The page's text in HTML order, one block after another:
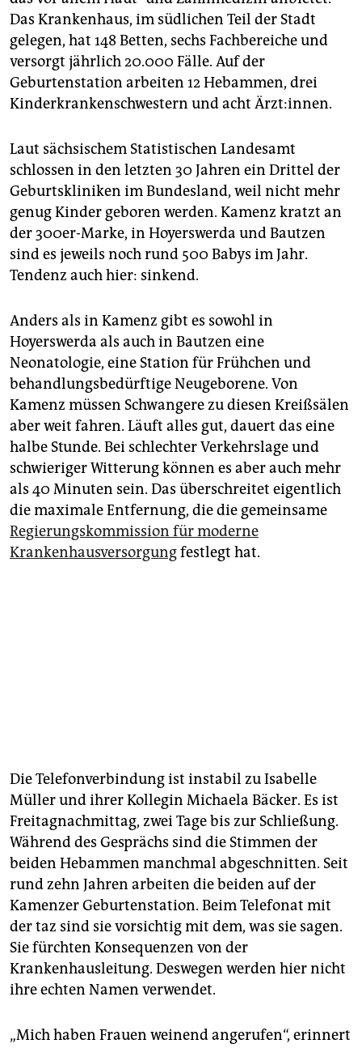
Das Krankenhaus, im südlichen Teil der Stadt
gelegen, hat 148 Betten, sechs Fachbereiche und
versorgt jährlich 20.000 Fälle. Auf der
Geburtenstation arbeiten 12 Hebammen, drei
Kinderkrankenschwestern und acht Ärzt:innen.
Laut sächsischem Statistischen Landesamt
schlossen in den letzten 30 Jahren ein Drittel der
Geburtskliniken im Bundesland, weil nicht mehr
genug Kinder geboren werden. Kamenz kratzt an
der 300er-Marke, in Hoyerswerda und Bautzen
sind es jeweils noch rund 500 Babys im Jahr.
Tendenz auch hier: sinkend.
Anders als in Kamenz gibt es sowohl in
Hoyerswerda als auch in Bautzen eine
Neonatologie, eine Station für Frühchen und
behandlungsbedürftige Neugeborene. Von
Kamenz müssen Schwangere zu diesen Kreißsälen
aber weit fahren. Läuft alles gut, dauert das eine
halbe Stunde. Bei schlechter Verkehrslage und
schwieriger Witterung können es aber auch mehr
als 40 Minuten sein. Das überschreitet eigentlich
die maximale Entfernung, die die gemeinsame
Regierungskommission für moderne
Krankenhausversorgungfestlegt hat.
Die Telefonverbindung ist instabil zu Isabelle
Müller und ihrer Kollegin Michaela Bäcker. Es ist
Freitagnachmittag, zwei Tage bis zur Schließung.
Während des Gesprächs sind die Stimmen der
beiden Hebammen manchmal abgeschnitten. Seit
rund zehn Jahren arbeiten die beiden auf der
Kamenzer Geburtenstation. Beim Telefonat mit
der taz sind sie vorsichtig mit dem, was sie sagen.
Sie fürchten Konsequenzen von der
Krankenhausleitung. Deswegen werden hier nicht
ihre echten Namen verwendet.
„Mich haben Frauen weinend angerufen“, erinnert